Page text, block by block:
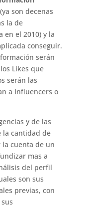
son decenas
la de
en el 2010) y la
conseguir.
serán
Likes que
serán las
a Influencers o
y de las
la cantidad de
cuenta de un
mas a
del perfil
son sus
previas, con